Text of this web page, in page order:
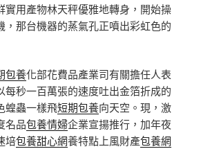
實用產物林天秤優雅地轉身，開始操
，那台機器的蒸氣孔正噴出彩虹色的
包養化部花費品產業司有關擔任人表
每秒一百萬張的速度吐出金箔折成的
蝗蟲一樣飛短期包養向天空。現，激
名品包養情婦企業宣揚推行，加年夜
培包養甜心網養特點上風財產包養網